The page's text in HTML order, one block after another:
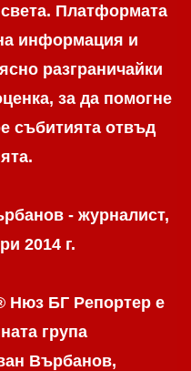
Платформата
информация и
разграничaйки
за да помогне
събитията отвъд
- журналист,
2014 г.
Нюз БГ Репортере
група
Върбанов,